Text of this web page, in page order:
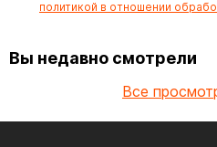
политикой в отношении
Вы недавно смотрели
Все